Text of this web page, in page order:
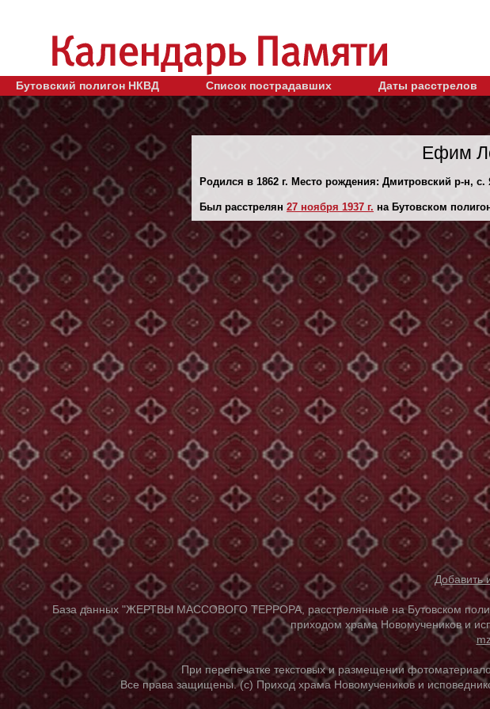
Бутовский полигон НКВД Список пострадавших Даты расстрелов
Ефим
Родился в 1862 г. Место рождения: Дмитровский р-н,
Был расстрелян 27 ноября 1937 г. на Бутовском
Добавить
База данных "ЖЕРТВЫ МАССОВОГО ТЕРРОРА, расстрелянные на Бутовском
приходом храма Новомучеников и
При перепечатке текстовых и размещении
Все права защищены. (с) Приход храма Новомучеников и